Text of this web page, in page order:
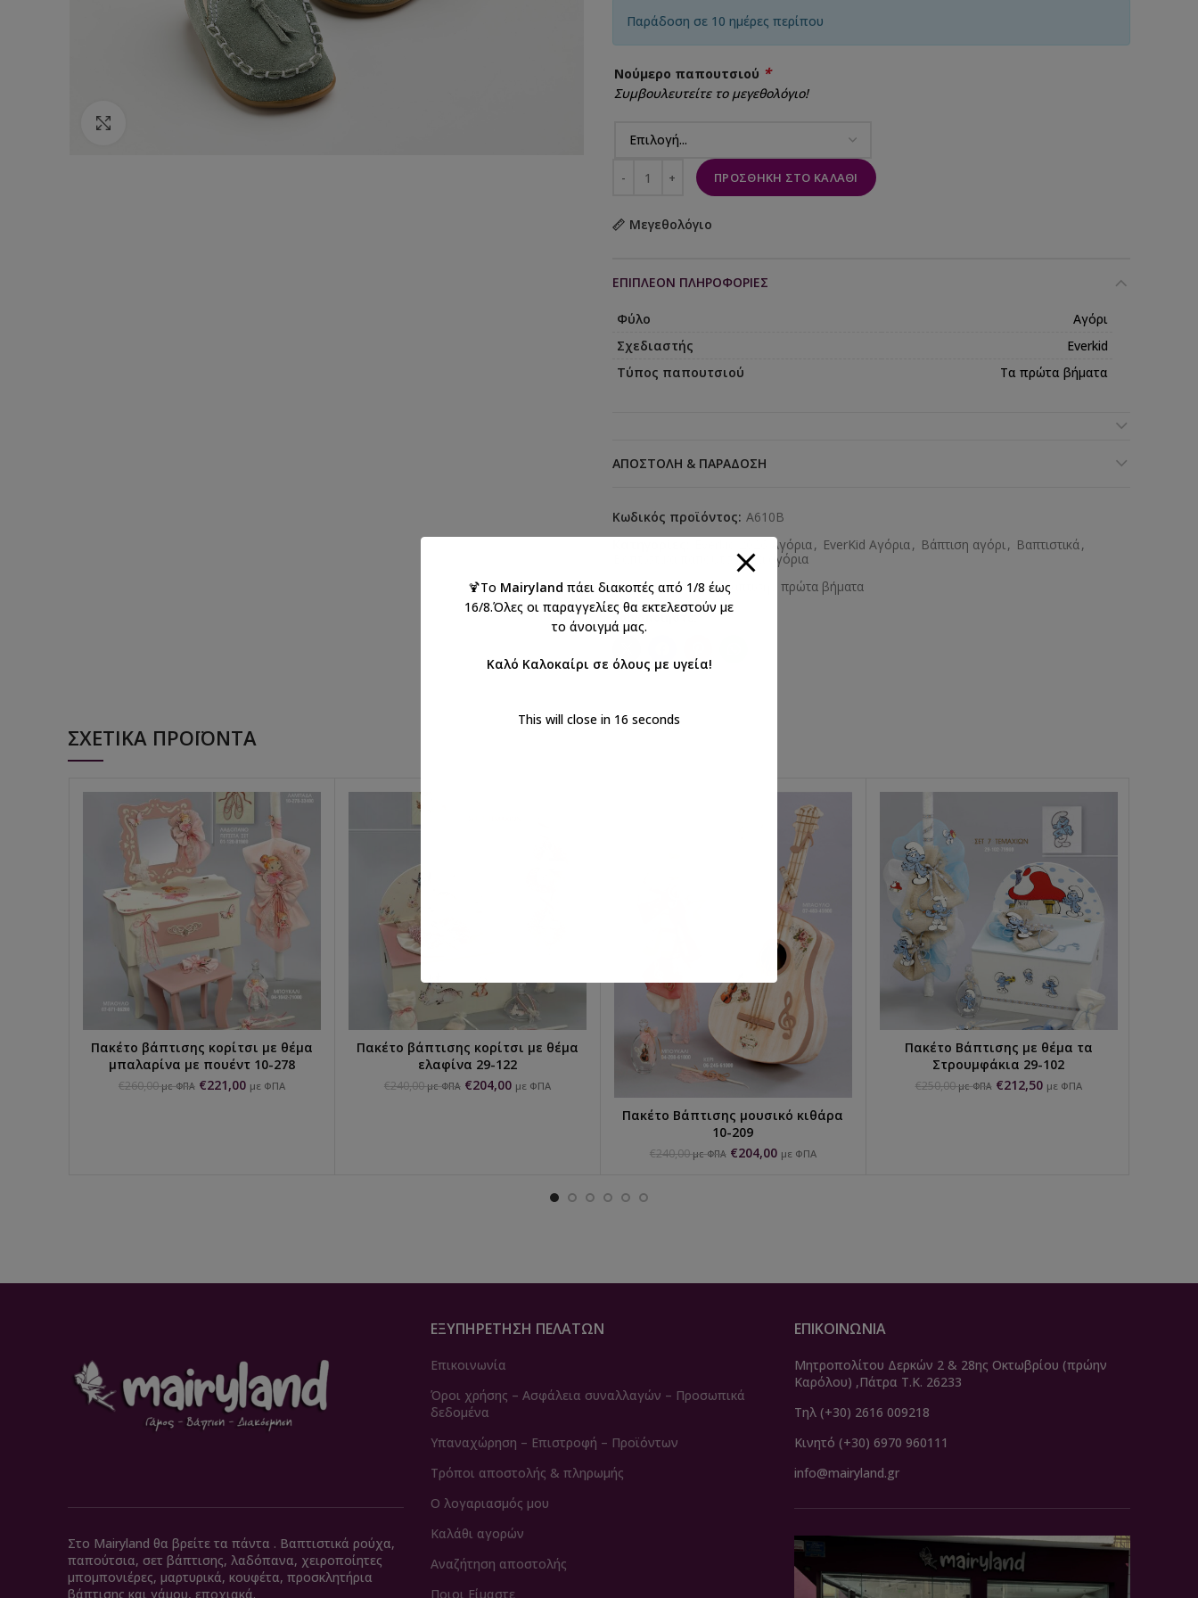
Παράδοση σε 10 ημέρες περίπου
Νούμερο παπουτσιού *
Συμβουλευτείτε το μεγεθολόγιο!
ΠΡΟΣΘΉΚΗ ΣΤΟ ΚΑΛΆΘΙ
Μεγεθολόγιο
ΕΠΙΠΛΈΟΝ ΠΛΗΡΟΦΟΡΊΕΣ
Φύλο
Αγόρι
Σχεδιαστής
Everkid
Τύπος παπουτσιού
Τα πρώτα βήματα
ΑΠΟΣΤΟΛΉ & ΠΑΡΆΔΟΣΗ
Κωδικός προϊόντος: A610B
Everkid 2026 Αγόρια, EverKid Αγόρια, Βάπτιση αγόρι, Βαπτιστικά,
Βαπτιστικά παπούτσια για αγόρια
Ετικέτες:ΑΓΟΡΙ, βάπτιση πρώτα βήματα
Κοινοποιήστε:
ΣΧΕΤΙΚΆ ΠΡΟΪΌΝΤΑ
ΕΠΙΛΟΓΉ...
Πακέτο βάπτισης κορίτσι με θέμα
μπαλαρίνα με πουέντ 10-278
€260,00 με ΦΠΑ €221,00 με ΦΠΑ
ΕΠΙΛΟΓΉ...
Πακέτο βάπτισης κορίτσι με θέμα
ελαφίνα 29-122
€240,00 με ΦΠΑ €204,00 με ΦΠΑ
ΕΠΙΛΟΓΉ...
Πακέτο Βάπτισης μουσικό κιθάρα
10-209
€240,00 με ΦΠΑ €204,00 με ΦΠΑ
ΕΠΙΛΟΓΉ...
Πακέτο Βάπτισης με θέμα τα
Στρουμφάκια 29-102
€250,00 με ΦΠΑ €212,50 με ΦΠΑ
Στο Mairyland θα βρείτε τα πάντα . Βαπτιστικά ρούχα,
παπούτσια, σετ βάπτισης, λαδόπανα, χειροποίητες
μπομπονιέρες, μαρτυρικά, κουφέτα, προσκλητήρια
βάπτισης και γάμου, εποχιακά.
ΕΞΥΠΗΡΈΤΗΣΗ ΠΕΛΑΤΏΝ
Επικοινωνία
Όροι χρήσης – Ασφάλεια συναλλαγών – Προσωπικά
δεδομένα
Υπαναχώρηση – Επιστροφή – Προϊόντων
Τρόποι αποστολής & πληρωμής
Ο λογαριασμός μου
Καλάθι αγορών
Αναζήτηση αποστολής
Ποιοι Είμαστε
ΕΠΙΚΟΙΝΩΝΙΑ
Μητροπολίτου Δερκών 2 & 28ης Οκτωβρίου (πρώην
Καρόλου) ,Πάτρα Τ.Κ. 26233
Τηλ (+30) 2616 009218
Κινητό (+30) 6970 960111
info@mairyland.gr
🍹Το Mairyland πάει διακοπές από 1/8 έως
16/8.Όλες οι παραγγελίες θα εκτελεστούν με
το άνοιγμά μας.
Καλό Καλοκαίρι σε όλους με υγεία!
This will close in 15 seconds